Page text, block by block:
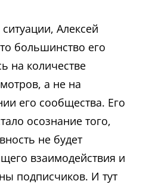
Алексей
большинство его
на количестве
а не на
его сообщества. Его
осознание того,
не будет
взаимодействия и
подписчиков. И тут